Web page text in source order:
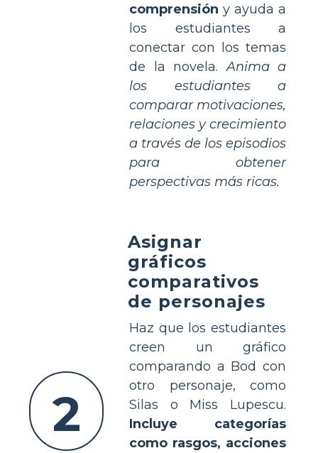
comprensión y ayuda a
los estudiantes a
conectar con los temas
de la novela.Anima a
los estudiantes a
comparar motivaciones,
relaciones y crecimiento
a través de los episodios
para obtener
perspectivas más ricas.
2
Asignar
gráficos
comparativos
de personajes
Haz que los estudiantes
creen un gráfico
comparando a Bod con
otro personaje, como
Silas o Miss Lupescu.
Incluye categorías
como rasgos, acciones